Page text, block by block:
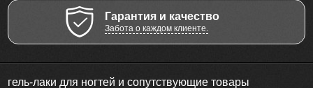
Гарантия и качество
Забота о каждом клиенте.
гель-лаки для ногтей и сопутствующие товары